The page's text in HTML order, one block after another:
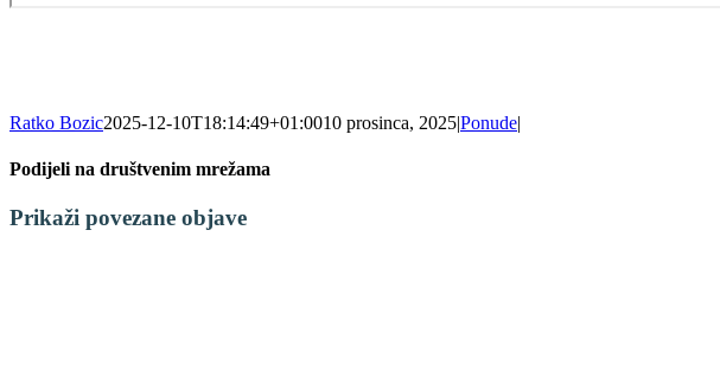
Ratko Bozic2025-12-10T18:14:49+01:0010 prosinca, 2025|Ponude|
Podijeli na društvenim mrežama
Facebook
X
LinkedIn
WhatsApp
Tumblr
Pinterest
Email:
Prikaži povezane objave